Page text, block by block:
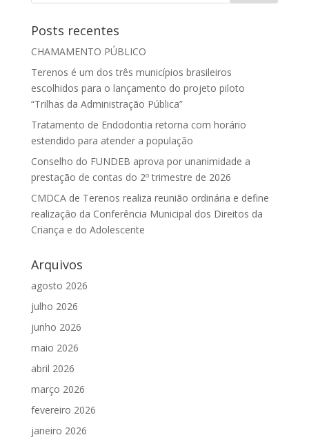
Posts recentes
CHAMAMENTO PÚBLICO
Terenos é um dos três municípios brasileiros
escolhidos para o lançamento do projeto piloto
“Trilhas da Administração Pública”
Tratamento de Endodontia retorna com horário
estendido para atender a população
Conselho do FUNDEB aprova por unanimidade a
prestação de contas do 2º trimestre de 2026
CMDCA de Terenos realiza reunião ordinária e define
realização da Conferência Municipal dos Direitos da
Criança e do Adolescente
Arquivos
agosto 2026
julho 2026
junho 2026
maio 2026
abril 2026
março 2026
fevereiro 2026
janeiro 2026